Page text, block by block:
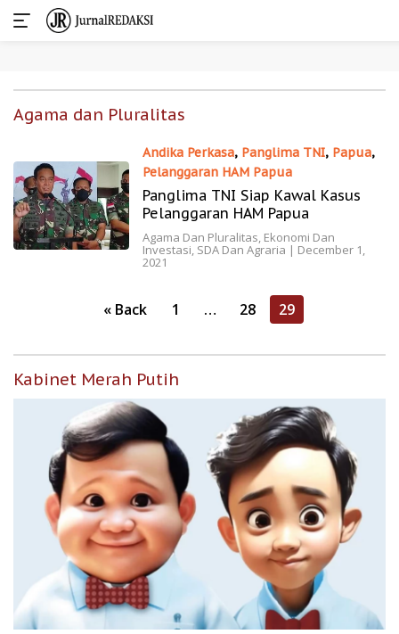
content
Agama dan Pluralitas
Andika Perkasa, Panglima TNI, Papua,
Pelanggaran HAM Papua
Panglima TNI Siap Kawal Kasus
Pelanggaran HAM Papua
Agama Dan Pluralitas, Ekonomi Dan
Investasi, SDA Dan Agraria | December 1,
2021
« Back 1 … 28 29
Kabinet Merah Putih